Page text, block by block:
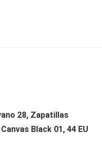
28, Zapatillas
Black 01, 44 EU